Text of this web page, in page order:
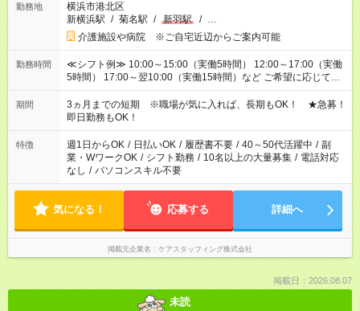
勤務地
横浜市港北区
新横浜駅 / 菊名駅 / 新羽駅 / …
介護施設や病院 ※ご自宅近辺からご案内可能
勤務時間
≪シフト例≫ 10:00～15:00（実働5時間） 12:00～17:00（実働
5時間） 17:00～翌10:00（実働15時間）など ご希望に応じて、
働く時間は調整できます！ お気軽に担当へ相談ください！
期間
3ヵ月までの短期 ※職場が気に入れば、長期もOK！ ★急募！
即日勤務もOK！
特徴 週1日からOK / 日払いOK / 履歴書不要 / 40～50代活躍中 / 副
業・WワークOK / シフト勤務 / 10名以上の大量募集 / 電話対応
なし / パソコンスキル不要
気になる！ 応募する 詳細へ
掲載元企業名 ケアスタッフィング株式会社
掲載日：2026.08.07
未読